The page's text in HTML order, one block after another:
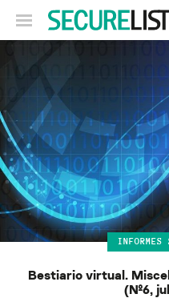
INFORMES
Bestiario virtual.
(№6,